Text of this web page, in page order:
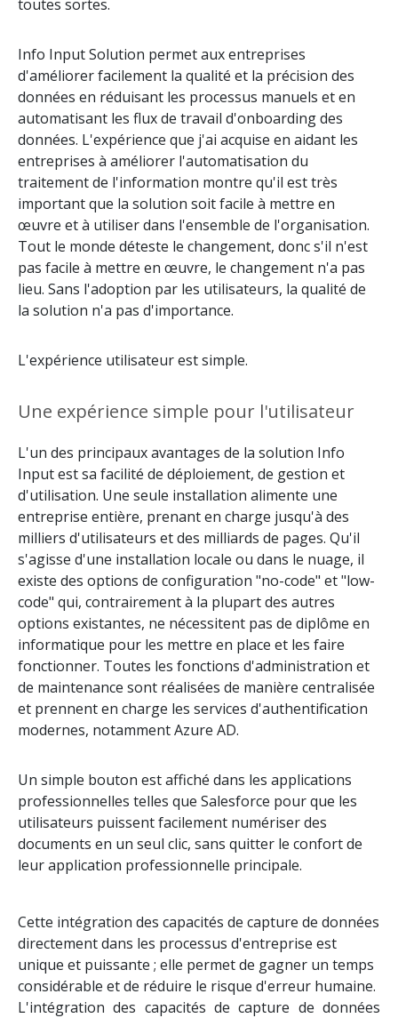
toutes sortes.
Info Input Solution permet aux entreprises
d'améliorer facilement la qualité et la précision des
données en réduisant les processus manuels et en
automatisant les flux de travail d'onboarding des
données. L'expérience que j'ai acquise en aidant les
entreprises à améliorer l'automatisation du
traitement de l'information montre qu'il est très
important que la solution soit facile à mettre en
œuvre et à utiliser dans l'ensemble de l'organisation.
Tout le monde déteste le changement, donc s'il n'est
pas facile à mettre en œuvre, le changement n'a pas
lieu. Sans l'adoption par les utilisateurs, la qualité de
la solution n'a pas d'importance.
L'expérience utilisateur est simple.
Une expérience simple pour l'utilisateur
L'un des principaux avantages de la solution Info
Input est sa facilité de déploiement, de gestion et
d'utilisation. Une seule installation alimente une
entreprise entière, prenant en charge jusqu'à des
milliers d'utilisateurs et des milliards de pages. Qu'il
s'agisse d'une installation locale ou dans le nuage, il
existe des options de configuration "no-code" et "low-
code" qui, contrairement à la plupart des autres
options existantes, ne nécessitent pas de diplôme en
informatique pour les mettre en place et les faire
fonctionner. Toutes les fonctions d'administration et
de maintenance sont réalisées de manière centralisée
et prennent en charge les services d'authentification
modernes, notamment Azure AD.
Un simple bouton est affiché dans les applications
professionnelles telles que Salesforce pour que les
utilisateurs puissent facilement numériser des
documents en un seul clic, sans quitter le confort de
leur application professionnelle principale.
Cette intégration des capacités de capture de données
directement dans les processus d'entreprise est
unique et puissante ; elle permet de gagner un temps
considérable et de réduire le risque d'erreur humaine.
L'intégration des capacités de capture de données